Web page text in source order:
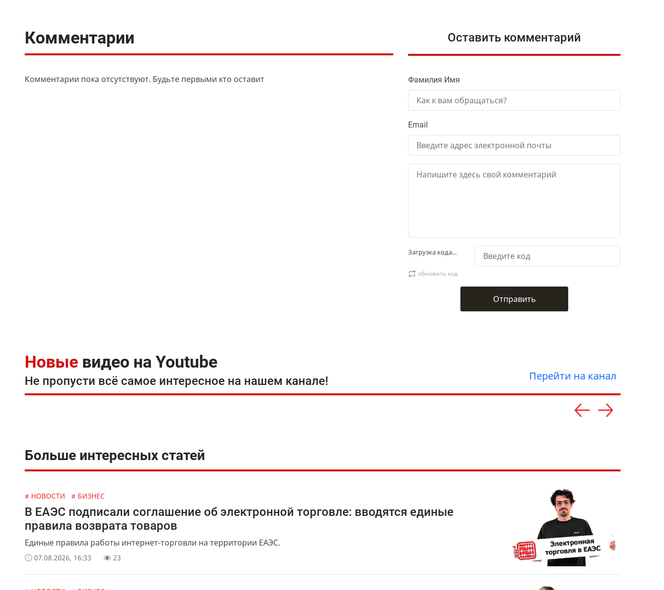
Комментарии
Комментарии пока отсутствуют. Будьте первыми кто оставит
Оставить комментарий
Фамилия Имя
Email
Загрузка кода...
обновить код
Новые видео на Youtube
Не пропусти всё самое интересное на нашем канале! Перейти на канал
Больше интересных статей
# НОВОСТИ # БИЗНЕС
В ЕАЭС подписали соглашение об электронной торговле: вводятся единые
правила возврата товаров
Единые правила работы интернет-торговли на территории ЕАЭС.
07.08.2026, 16:33 23